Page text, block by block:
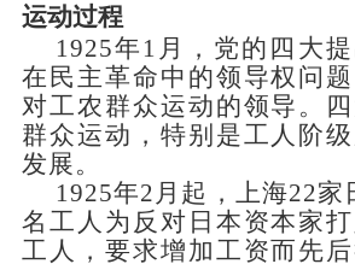
运动过程
1925年1月，党的四大
在民主革命中的领导权问
对工农群众运动的领导。
群众运动，特别是工人阶
发展。
1925年2月起，上海22家
名工人为反对日本资本家
工人，要求增加工资而先